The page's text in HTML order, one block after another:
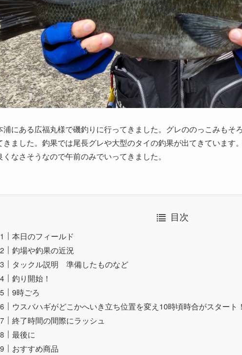
浦にある広福丸様で磯釣りに行ってきました。グレののっこみもそ
きました。釣果では尾長グレや大型のタイの釣果が出てきています
くなさそうなので午前のみでいってきました。
目次
本日のフィールド
釣場や釣果の近況
タックル説明 準備したものなど
釣り開始！
9時ごろ
ウスバハギがどこかへいき立ち位置を変え10時頃時合がスタート！
終了時間の間際にラッシュ
最後に
おすすめ商品